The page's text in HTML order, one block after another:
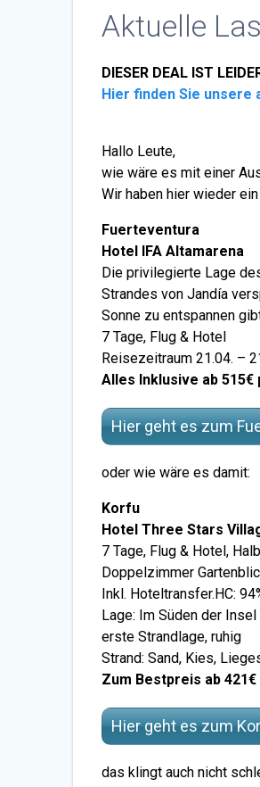
Aktuelle
DIESER DEAL IST
Hier finden Sie unsere
Hallo Leute,
wie wäre es mit einer
Wir haben hier wieder
Fuerteventura
Hotel IFA Altamarena
Die privilegierte Lage
Strandes von Jandía
Sonne zu entspannen
7 Tage, Flug & Hotel
Reisezeitraum 21.04. –
Alles Inklusive ab
Hier geht es zum
oder wie wäre es damit:
Korfu
Hotel Three Stars
7 Tage, Flug & Hotel,
Doppelzimmer
Inkl. Hoteltransfer.HC:
Lage: Im Süden der
erste Strandlage, ruhig
Strand: Sand, Kies,
Zum Bestpreis ab
Hier geht es zum
das klingt auch nicht